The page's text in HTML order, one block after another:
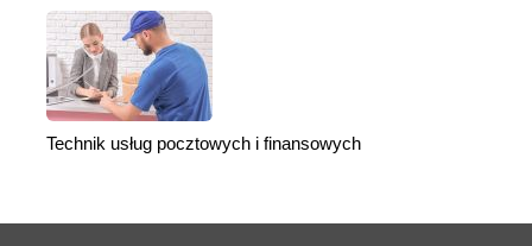
Technik usług pocztowych i finansowych